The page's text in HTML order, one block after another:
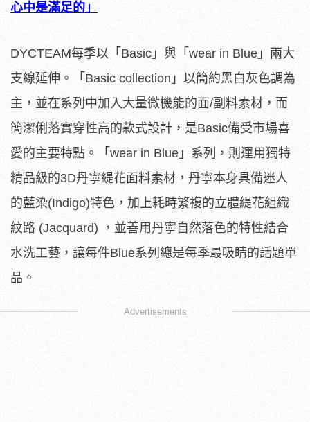
心中是滿足的」
DYCTEAM每季以「Basic」與「wear in Blue」兩大
支線延伸。「Basic collection」以簡約黑白灰色調為
主，並在系列中加入大量微機能的面/副料素材，而
簡潔俐落實穿性高的款式設計，是Basic備受市場喜
愛的主要特點。「wear in Blue」系列，則運用獨特
精品級的3D丹寧緹花面料素材，丹寧本身具備迷人
的藍染(Indigo)特色，加上耗時繁複的立體緹花組織
紋路 (Jacquard) ，並善用丹寧自然落色的特性結合
水洗工藝，讓每件Blue系列總是每季最吸睛的話題單
品。
Advertisements